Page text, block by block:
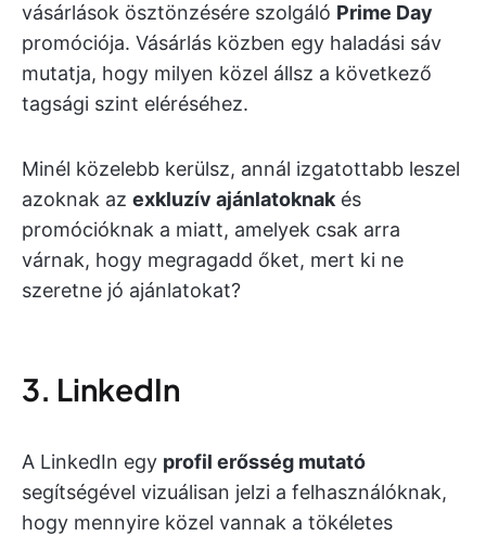
vásárlások ösztönzésére szolgáló Prime Day
promóciója. Vásárlás közben egy haladási sáv
mutatja, hogy milyen közel állsz a következő
tagsági szint eléréséhez.
Minél közelebb kerülsz, annál izgatottabb leszel
azoknak az exkluzív ajánlatoknakés
promócióknak a miatt, amelyek csak arra
várnak, hogy megragadd őket, mert ki ne
szeretne jó ajánlatokat?
3. LinkedIn
A LinkedIn egy profil erősség mutató
segítségével vizuálisan jelzi a felhasználóknak,
hogy mennyire közel vannak a tökéletes